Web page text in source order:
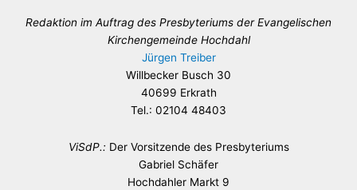
Redaktion im Auftrag des Presbyteriums der Evangelischen
Kirchengemeinde Hochdahl
Jürgen Treiber
Willbecker Busch 30
40699 Erkrath
Tel.: 02104 48403
ViSdP.: Der Vorsitzende des Presbyteriums
Gabriel Schäfer
Hochdahler Markt 9